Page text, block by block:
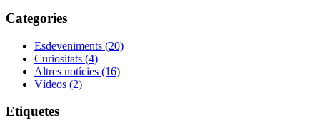
Categoríes
Esdeveniments (20)
Curiositats (4)
Altres notícies (16)
Vídeos (2)
Etiquetes